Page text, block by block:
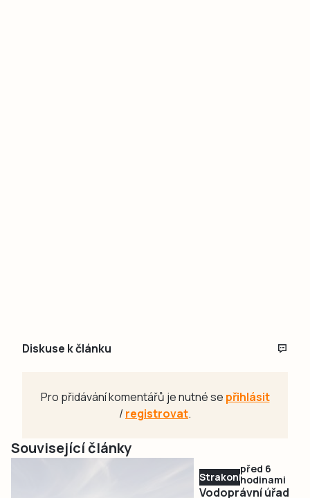
Diskuse k článku
Pro přidávání komentářů je nutné se přihlásit
/registrovat.
Související články
Strakonicko
před 6
hodinami
Vodoprávní úřad